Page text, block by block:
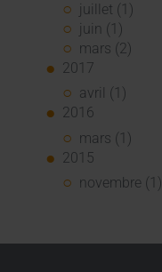
juillet (1)
juin (1)
mars (2)
2017
avril (1)
2016
mars (1)
2015
novembre (1)